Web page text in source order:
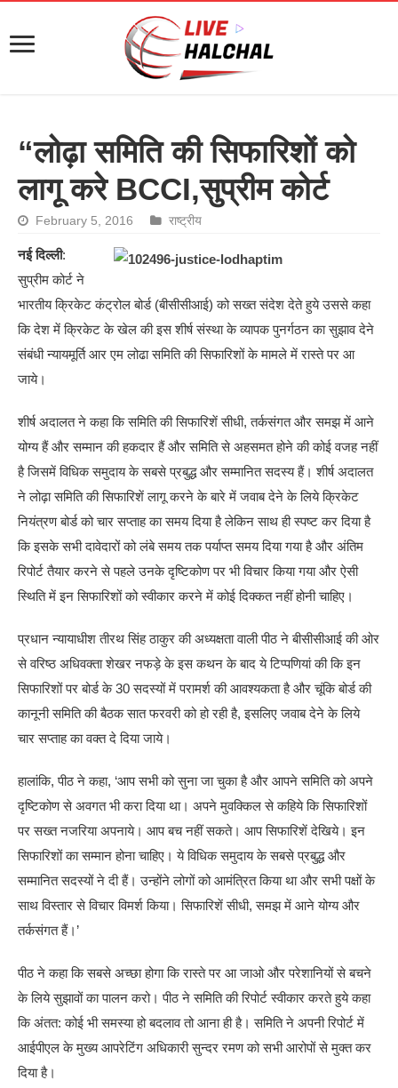
“लोढ़ा समिति की सिफारिशों को
लागू करे BCCI,सुप्रीम कोर्ट
February 5, 2016 राष्ट्रीय
नई दिल्ली:
सुप्रीम कोर्ट ने
भारतीय क्रिकेट कंट्रोल बोर्ड (बीसीसीआई) को सख्त संदेश देते हुये उससे कहा
कि देश में क्रिकेट के खेल की इस शीर्ष संस्था के व्यापक पुनर्गठन का सुझाव देने
संबंधी न्यायमूर्ति आर एम लोढा समिति की सिफारिशों के मामले में रास्ते पर आ
जाये।
शीर्ष अदालत ने कहा कि समिति की सिफारिशें सीधी, तर्कसंगत और समझ में आने
योग्य हैं और सम्मान की हकदार हैं और समिति से अहसमत होने की कोई वजह नहीं
है जिसमें विधिक समुदाय के सबसे प्रबुद्ध और सम्मानित सदस्य हैं। शीर्ष अदालत
ने लोढ़ा समिति की सिफारिशें लागू करने के बारे में जवाब देने के लिये क्रिकेट
नियंत्रण बोर्ड को चार सप्ताह का समय दिया है लेकिन साथ ही स्पष्ट कर दिया है
कि इसके सभी दावेदारों को लंबे समय तक पर्याप्त समय दिया गया है और अंतिम
रिपोर्ट तैयार करने से पहले उनके दृष्टिकोण पर भी विचार किया गया और ऐसी
स्थिति में इन सिफारिशों को स्वीकार करने में कोई दिक्कत नहीं होनी चाहिए।
प्रधान न्यायाधीश तीरथ सिंह ठाकुर की अध्यक्षता वाली पीठ ने बीसीसीआई की ओर
से वरिष्ठ अधिवक्ता शेखर नफड़े के इस कथन के बाद ये टिप्पणियां की कि इन
सिफारिशों पर बोर्ड के 30 सदस्यों में परामर्श की आवश्यकता है और चूंकि बोर्ड की
कानूनी समिति की बैठक सात फरवरी को हो रही है, इसलिए जवाब देने के लिये
चार सप्ताह का वक्त दे दिया जाये।
हालांकि, पीठ ने कहा, ‘आप सभी को सुना जा चुका है और आपने समिति को अपने
दृष्टिकोण से अवगत भी करा दिया था। अपने मुवक्किल से कहिये कि सिफारिशों
पर सख्त नजरिया अपनाये। आप बच नहीं सकते। आप सिफारिशें देखिये। इन
सिफारिशों का सम्मान होना चाहिए। ये विधिक समुदाय के सबसे प्रबुद्ध और
सम्मानित सदस्यों ने दी हैं। उन्होंने लोगों को आमंत्रित किया था और सभी पक्षों के
साथ विस्तार से विचार विमर्श किया। सिफारिशें सीधी, समझ में आने योग्य और
तर्कसंगत हैं।’
पीठ ने कहा कि सबसे अच्छा होगा कि रास्ते पर आ जाओ और परेशानियों से बचने
के लिये सुझावों का पालन करो। पीठ ने समिति की रिपोर्ट स्वीकार करते हुये कहा
कि अंतत: कोई भी समस्या हो बदलाव तो आना ही है। समिति ने अपनी रिपोर्ट में
आईपीएल के मुख्य आपरेटिंग अधिकारी सुन्दर रमण को सभी आरोपों से मुक्त कर
दिया है।